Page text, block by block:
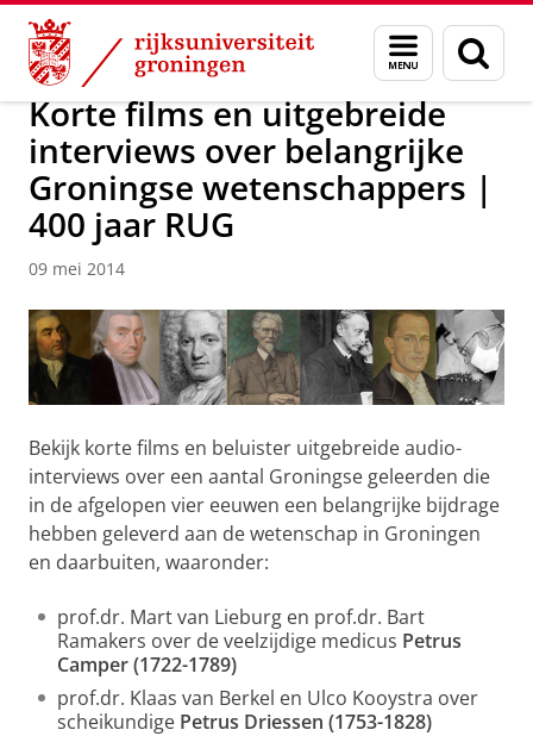
Skip
Content
Skip
Navigation
Menu
en
zoeken
Over ons Actueel Nieuws Nieuwsberichten
Korte films en uitgebreide
interviews over belangrijke
Groningse wetenschappers |
400 jaar RUG
09 mei 2014
Bekijk korte films en beluister uitgebreide audio-
interviews over een aantal Groningse geleerden die
in de afgelopen vier eeuwen een belangrijke bijdrage
hebben geleverd aan de wetenschap in Groningen
en daarbuiten, waaronder:
prof.dr. Mart van Lieburg en prof.dr. Bart
Ramakers over de veelzijdige medicus Petrus
Camper (1722-1789)
prof.dr. Klaas van Berkel en Ulco Kooystra over
scheikundige Petrus Driessen (1753-1828)